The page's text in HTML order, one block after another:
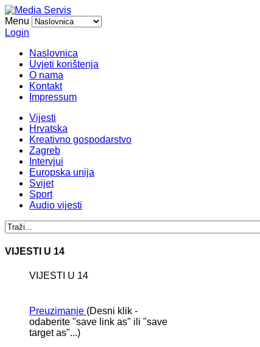
Menu
Login
Naslovnica
Uvjeti korištenja
O nama
Kontakt
Impressum
Vijesti
Hrvatska
Kreativno gospodarstvo
Zagreb
Intervjui
Europska unija
Svijet
Sport
Audio vijesti
VIJESTI U 14
VIJESTI U 14
Preuzimanje (Desni klik -
odaberite "save link as" ili "save
target as"...)